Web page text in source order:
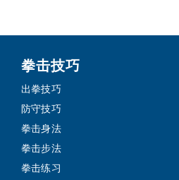
拳击技巧
出拳技巧
防守技巧
拳击身法
拳击步法
拳击练习